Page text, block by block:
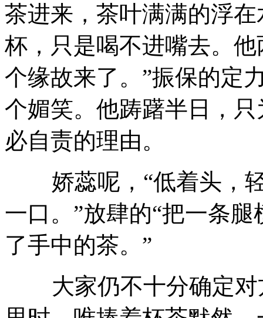
茶进来，茶叶满满的浮
杯，只是喝不进嘴去。
个缘故来了。”振保的定
个媚笑。他踌躇半日，
必自责的理由。
娇蕊呢，“低着头，轻
一口。”放肆的“把一条
了手中的茶。”
大家仍不十分确定对